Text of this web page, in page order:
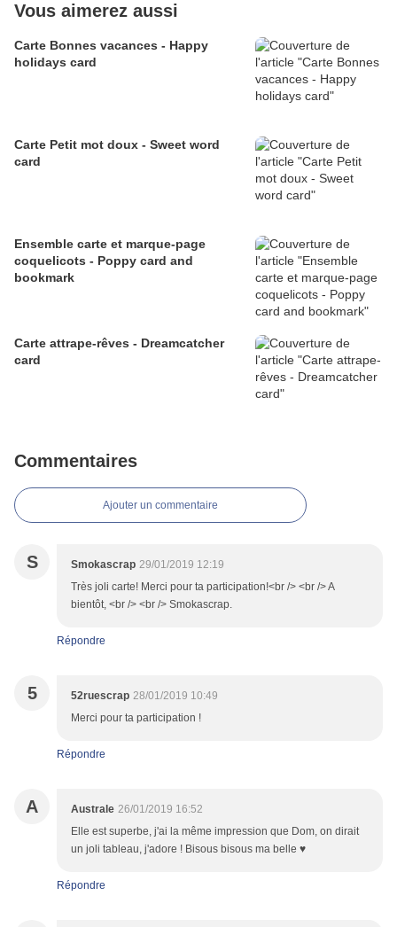
Vous aimerez aussi
Carte Bonnes vacances - Happy
holidays card
Carte Petit mot doux - Sweet word
card
Ensemble carte et marque-page
coquelicots - Poppy card and
bookmark
Carte attrape-rêves - Dreamcatcher
card
Commentaires
Ajouter un commentaire
S Smokascrap 29/01/2019 12:19
Très joli carte! Merci pour ta participation!<br /> <br /> A
bientôt, <br /> <br /> Smokascrap.
Répondre
5 52ruescrap 28/01/2019 10:49
Merci pour ta participation !
Répondre
A Australe 26/01/2019 16:52
Elle est superbe, j'ai la même impression que Dom, on dirait
un joli tableau, j'adore ! Bisous bisous ma belle ♥
Répondre